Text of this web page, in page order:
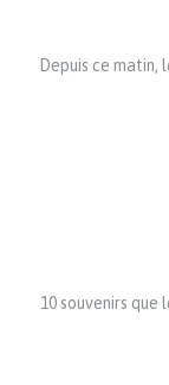
Depuis ce matin,
10 souvenirs que